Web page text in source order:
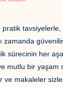
tavsiyelerle,
zamanda
sürecinin her
mutlu bir yaşam
ve makaleler